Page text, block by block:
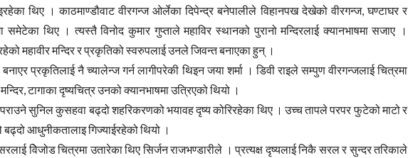
थिए । काठमाण्डौवाट वीरगन्ज ओर्लेका दिपेन्द्र बनेपालीले विहानपख देखेको वीरगन्ज, घण्टाघर र
समेटेका थिए । त्यस्तै विनोद कुमार गुप्ताले महाविर स्थानको पुरानो मन्दिरलाई क्यानभाषमा सजाए ।
महावीर मन्दिर र प्रकृतिको स्वरुपलाई उनले जिवन्त बनाएका हुन् ।
प्रकृतिलाई नै च्यालेन्ज गर्न लागीपरेकी थिइन जया शर्मा । डिवी राइले सम्पुण वीरगन्जलाई चित्रमा
टागाका दृष्यचित्र उनको क्यानभाषमा उत्रिएको थियो ।
सुनिल कुसहवा बढ्दो शहरिकरणको भयावह दृष्य कोरिरहेका थिए । उच्च तापले परपर फुटेको माटो र
आधुनीकतालाइ गिज्याईरहेको थियो ।
विेजोड चित्रमा उतारेका थिए सिर्जन राजभण्डारीले । प्रत्यक्ष दृष्यलाई निकै सरल र सुन्दर तरिकाले